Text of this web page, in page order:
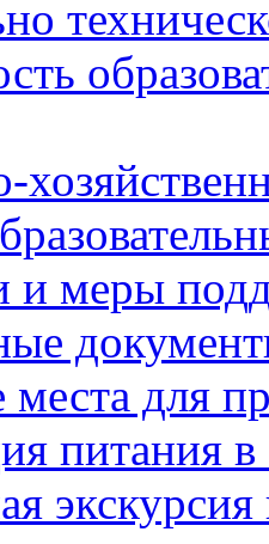
и меры
места для
питания в